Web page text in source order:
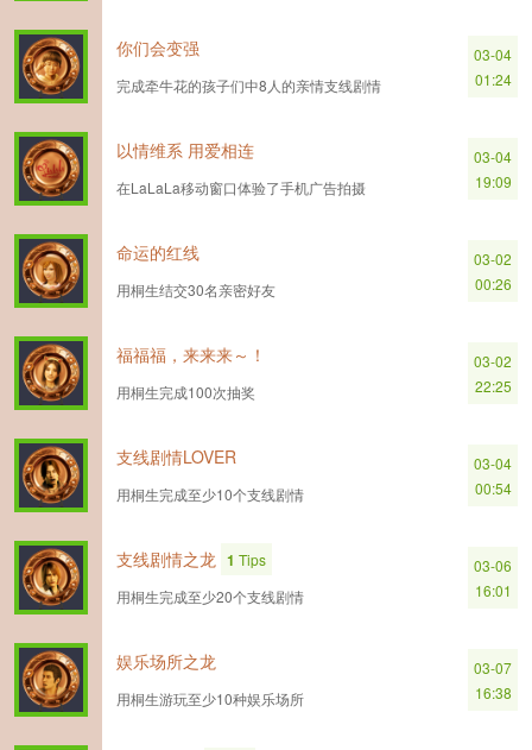
你们会变强
完成牵牛花的孩子们中8人的亲情支线剧情
03-04
01:24
以情维系 用爱相连
在LaLaLa移动窗口体验了手机广告拍摄
03-04
19:09
命运的红线
用桐生结交30名亲密好友
03-02
00:26
福福福，来来来～！
用桐生完成100次抽奖
03-02
22:25
支线剧情LOVER
用桐生完成至少10个支线剧情
03-04
00:54
支线剧情之龙 1 Tips
用桐生完成至少20个支线剧情
03-06
16:01
娱乐场所之龙
用桐生游玩至少10种娱乐场所
03-07
16:38